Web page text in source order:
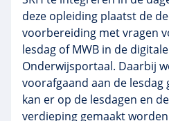
deze opleiding plaatst de
voorbereiding met vragen
lesdag of MWB in de
Onderwijsportaal. Daarbij
voorafgaand aan de
kan er op de lesdagen en
verdieping gemaakt